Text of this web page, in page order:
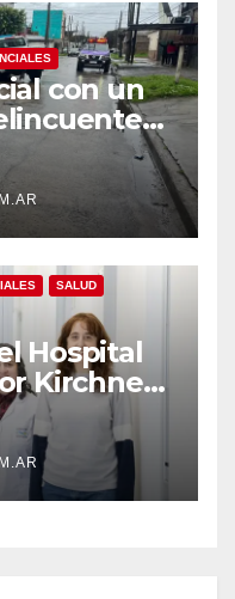
con un
Francisco
SALUD
Hospital
Kirchner
y las